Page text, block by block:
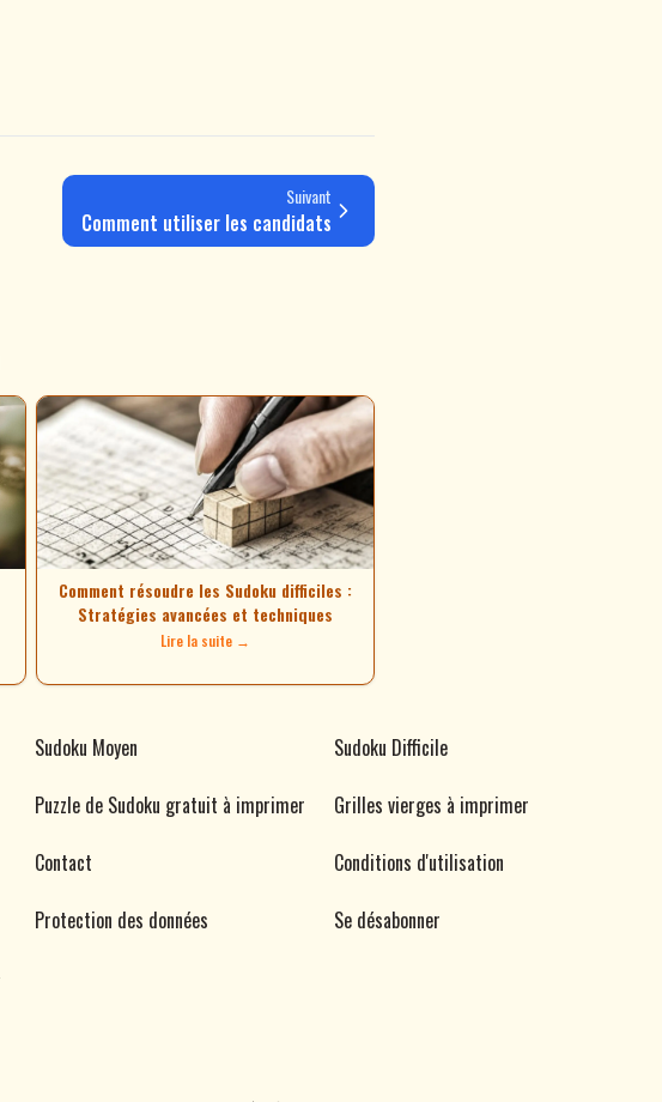
Suivant
Comment utiliser les candidats
Comment résoudre les Sudoku difficiles :
Stratégies avancées et techniques
Lire la suite →
Sudoku Moyen
Sudoku Difficile
Puzzle de Sudoku gratuit à imprimer
Grilles vierges à imprimer
Contact
Conditions d'utilisation
Protection des données Se désabonner